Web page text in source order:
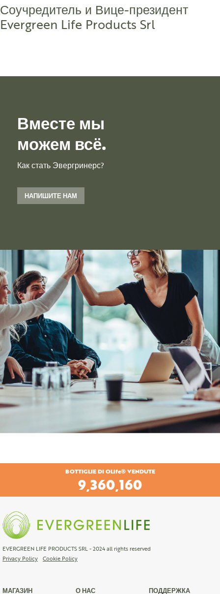
Соучредитель и Вице-президент
Evergreen Life Products Srl
Вместе мы
можем всё.
Как стать Эвергринерс?
НАПИШИТЕ НАМ
BOTTIGLIE DI OLife® VENDUTE
9,360,160
EVERGREEN LIFE PRODUCTS SRL - 2024 all rights reserved
Privacy Policy
Cookie Policy
МАГАЗИН О НАС ПОДДЕРЖКА